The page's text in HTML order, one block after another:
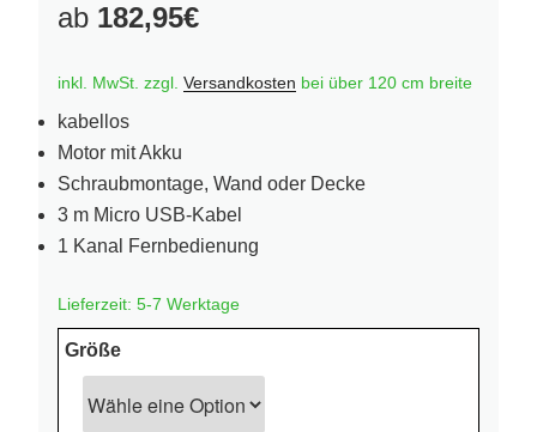
ab 182,95€
inkl. MwSt. zzgl. Versandkosten bei über 120 cm breite
kabellos
Motor mit Akku
Schraubmontage, Wand oder Decke
3 m Micro USB-Kabel
1 Kanal Fernbedienung
Lieferzeit: 5-7 Werktage
Größe